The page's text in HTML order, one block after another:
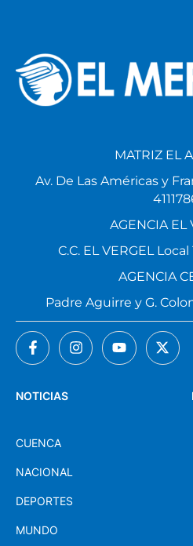
NOTICIAS
CUENCA
NACIONAL
DEPORTES
MUNDO
MATRIZ EL
Av. De Las Américas y
AGENCIA EL
C.C. EL VERGEL
AGENCIA
Padre Aguirre y G.